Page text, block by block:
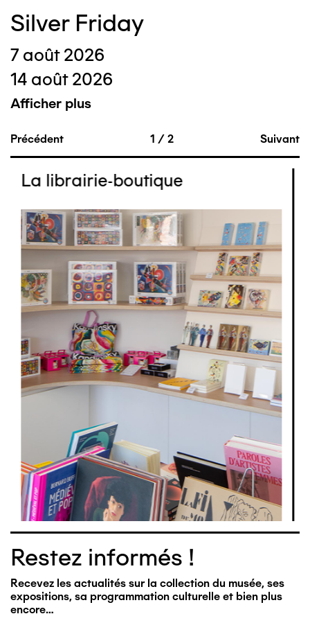
Silver Friday
7 août 2026
14 août 2026
Afficher plus
Précédent 1 / 2 Suivant
La librairie-boutique
Image
Restez informés !
Recevez les actualités sur la collection du musée, ses
expositions, sa programmation culturelle et bien plus
encore…